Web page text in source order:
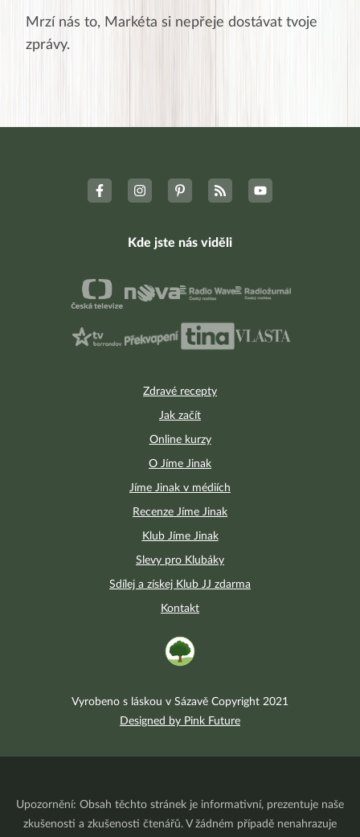
Mrzí nás to, Markéta si nepřeje dostávat tvoje
zprávy.
Zdravé recepty
Jak začít
Online kurzy
O Jíme Jinak
Jíme Jinak v médiích
Recenze Jíme Jinak
Klub Jíme Jinak
Slevy pro Klubáky
Sdílej a získej Klub JJ zdarma
Kontakt
Kde jste nás viděli
Vyrobeno s láskou v Sázavě Copyright 2021
Designed by Pink Future
Upozornění: Obsah těchto stránek je informativní, prezentuje naše
zkušenosti a zkušenosti čtenářů. V žádném případě nenahrazuje